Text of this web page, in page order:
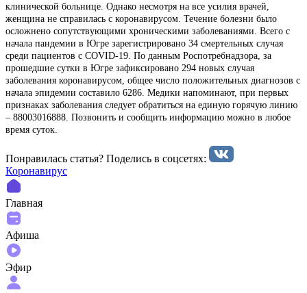
клинической больнице. Однако несмотря на все усилия врачей,
женщина не справилась с коронавирусом. Течение болезни было
осложнено сопутствующими хроническими заболеваниями. Всего с
начала пандемии в Югре зарегистрировано 34 смертельных случая
среди пациентов с COVID-19. По данным Роспотребнадзора, за
прошедшие сутки в Югре зафиксировано 294 новых случая
заболевания коронавирусом, общее число положительных диагнозов с
начала эпидемии составило 6286. Медики напоминают, при первых
признаках заболевания следует обратиться на единую горячую линию
– 88003016888. Позвонить и сообщить информацию можно в любое
время суток.
Понравилась статья? Поделиcь в соцсетях:
Коронавирус
Главная
Афиша
Эфир